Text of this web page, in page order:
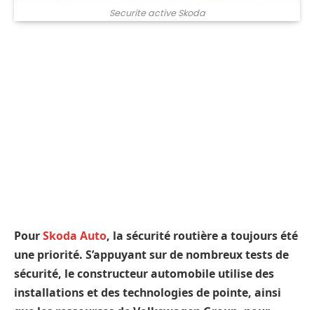
Securite active Skoda
PourSkoda Auto, la sécurité routière a toujours été
une priorité. S’appuyant sur de nombreux tests de
sécurité, le constructeur automobile utilise des
installations et des technologies de pointe, ainsi